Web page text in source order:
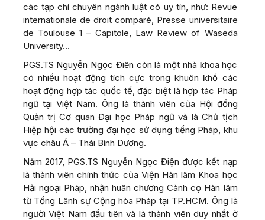
các tạp chí chuyên ngành luật có uy tín, như: Revue
internationale de droit comparé, Presse universitaire
de Toulouse 1 – Capitole, Law Review of Waseda
University…
PGS.TS Nguyễn Ngọc Điện còn là một nhà khoa học
có nhiều hoạt động tích cực trong khuôn khổ các
hoạt động hợp tác quốc tế, đặc biệt là hợp tác Pháp
ngữ tại Việt Nam. Ông là thành viên của Hội đồng
Quản trị Cơ quan Đại học Pháp ngữ và là Chủ tịch
Hiệp hội các trường đại học sử dụng tiếng Pháp, khu
vực châu Á – Thái Bình Dương.
Năm 2017, PGS.TS Nguyễn Ngọc Điện được kết nạp
là thành viên chính thức của Viện Hàn lâm Khoa học
Hải ngoại Pháp, nhận huân chương Cành cọ Hàn lâm
từ Tổng Lãnh sự Cộng hòa Pháp tại TP.HCM. Ông là
người Việt Nam đầu tiên và là thành viên duy nhất ở